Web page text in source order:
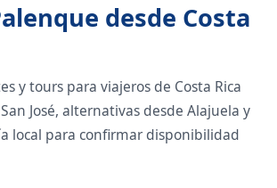
desde Costa
y tours para viajeros de Costa Rica
José, alternativas desde Alajuela y
local para confirmar disponibilidad